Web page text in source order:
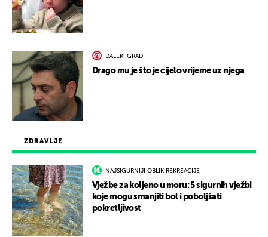
ZDRAVLJE
NAJSIGURNIJI OBLIK REKREACIJE
Vježbe za koljeno u moru: 5 sigurnih vježbi
koje mogu smanjiti bol i poboljšati
pokretljivost
DALEKI GRAD
Drago mu je što je cijelo vrijeme uz njega